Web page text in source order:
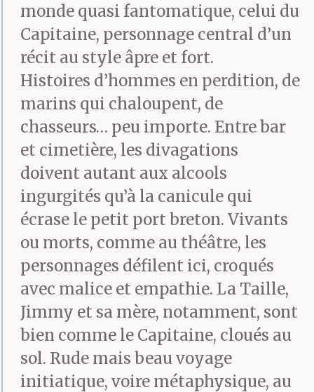
à part les tremblements
de plus en plus marqués
du matin, ce qui l’oblige
à soutirer, sitôt levé,
deux ou trois verres de
suite au cubi, sinon il ne
pourrait déjeuner sans
renverser son bol ni se
raser sans s’entailler les
joues, à part ces petits
désagréments
quotidiens, tout va pour
le mieux…
monde quasi fantomatique, celui du
Capitaine, personnage central d’un
récit au style âpre et fort.
Histoires d’hommes en perdition, de
marins qui chaloupent, de
chasseurs… peu importe. Entre bar
et cimetière, les divagations
doivent autant aux alcools
ingurgités qu’à la canicule qui
écrase le petit port breton. Vivants
ou morts, comme au théâtre, les
personnages défilent ici, croqués
avec malice et empathie. La Taille,
Jimmy et sa mère, notamment, sont
bien comme le Capitaine, cloués au
sol. Rude mais beau voyage
initiatique, voire métaphysique, au